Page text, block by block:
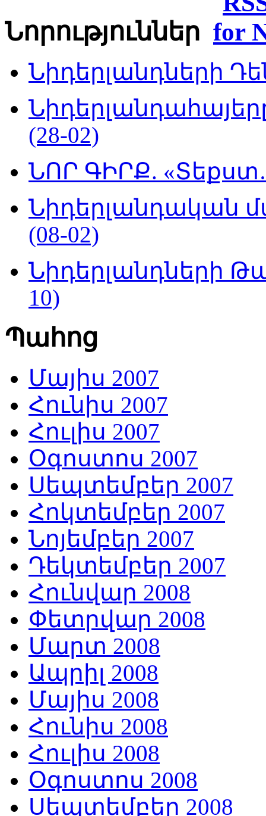
Նորություններ
Նիդերլանդների
(28-02)
ՆՈՐ ԳԻՐՔ.
Նիդերլանդական
(08-02)
Նիդերլանդների
10)
Պահոց
Մայիս 2007
Հունիս 2007
Հուլիս 2007
Օգոստոս 2007
Սեպտեմբեր 2007
Հոկտեմբեր 2007
Նոյեմբեր 2007
Դեկտեմբեր 2007
Հունվար 2008
Փետրվար 2008
Մարտ 2008
Ապրիլ 2008
Մայիս 2008
Հունիս 2008
Հուլիս 2008
Օգոստոս 2008
Սեպտեմբեր 2008